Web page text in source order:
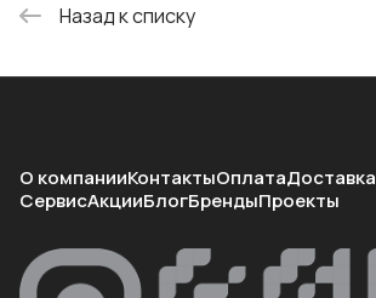
Назад к списку
О компанииКонтактыОплатаДоставка
СервисАкцииБлогБрендыПроекты